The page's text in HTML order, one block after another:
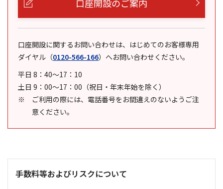
口座開設のご案内
口座開設に関するお問い合わせは、はじめてのお客様専用
ダイヤル （0120-566-166） へお問い合わせください。
平日 8：40～17：10
土日 9：00～17：00（祝日・年末年始を除く）
ご利用の際には、電話番号をお間違えのないようご注
意ください。
手数料等およびリスクについて